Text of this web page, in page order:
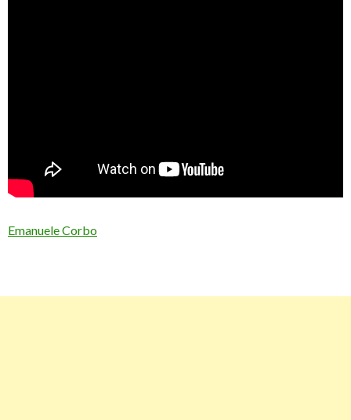
Emanuele Corbo